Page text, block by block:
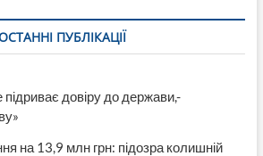
ПУБЛІКАЦІЇ
довіру до держави,-
на 13,9 млн грн: підозра колишній